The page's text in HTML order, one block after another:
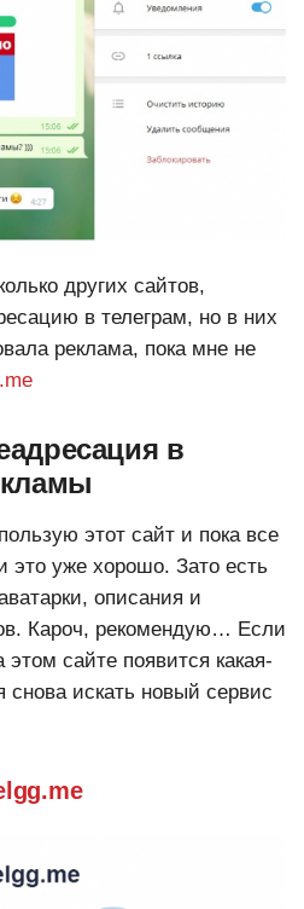
других сайтов,
в телеграм, но в них
реклама, пока мне не
в
этот сайт и пока все
это уже хорошо. Зато есть
описания и
Кароч, рекомендую… Если
сайте появится какая-
искать новый сервис